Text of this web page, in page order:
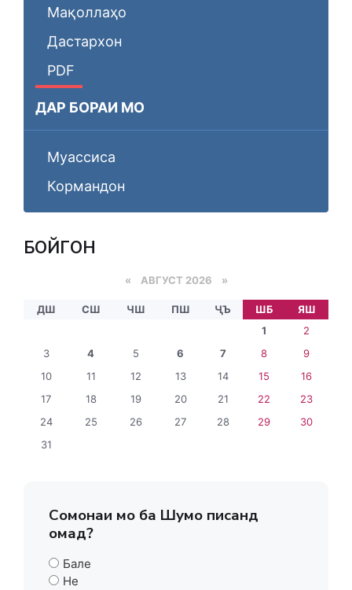
Мақоллаҳо
Дастархон
PDF
ДАР БОРАИ МО
Муассиса
Кормандон
БОЙГОНӢ
« АВГУСТ 2026 »
ДШ СШ ЧШ ПШ ҶЪ ШБ
ЯШ
1
2
3
4 5 6 7 8
9
10
11 12 13 14 15
16
17
18 19 20 21 22
23
24
25 26 27 28 29
30
31
Сомонаи мо ба Шумо писанд
омад?
Бале
Не